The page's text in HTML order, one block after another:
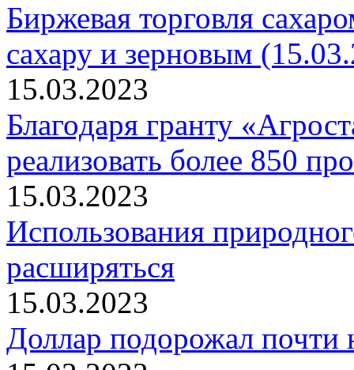
Биржевая торговля
сахару и зерновым
15.03.2023
Благодаря гранту
реализовать более 850
15.03.2023
Использования
расширяться
15.03.2023
Доллар подорожал почти